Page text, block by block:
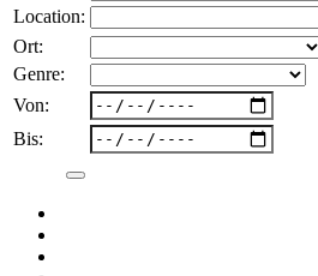
Location:
Ort:
Genre:
Von:
Bis: